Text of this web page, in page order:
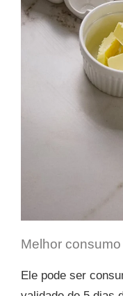
Melhor
Ele pode ser